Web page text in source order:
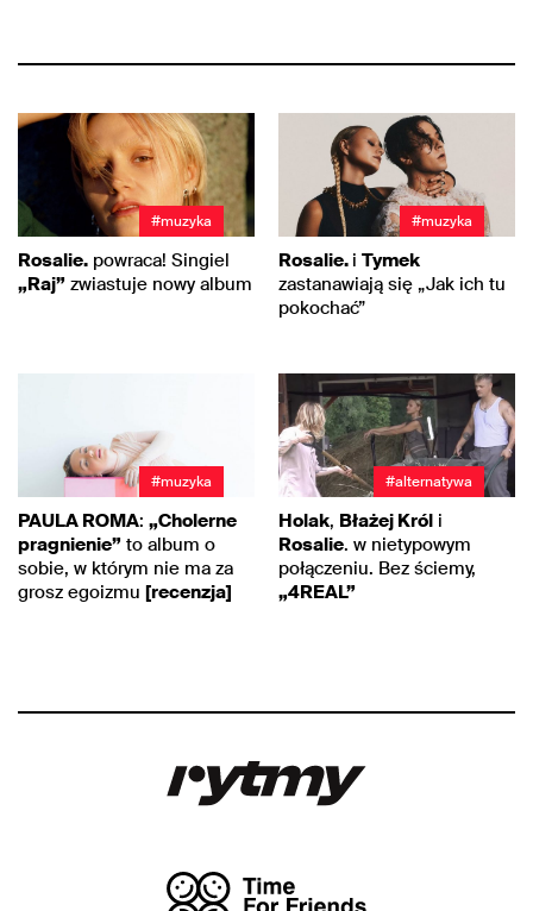
#muzyka
Rosalie. powraca! Singiel
„Raj” zwiastuje nowy album
#muzyka
Rosalie. i Tymek
zastanawiają się „Jak ich tu
pokochać”
#muzyka
PAULA ROMA: „Cholerne
pragnienie” to album o
sobie, w którym nie ma za
grosz egoizmu [recenzja]
#alternatywa
Holak, Błażej Król i
Rosalie. w nietypowym
połączeniu. Bez ściemy,
„4REAL”